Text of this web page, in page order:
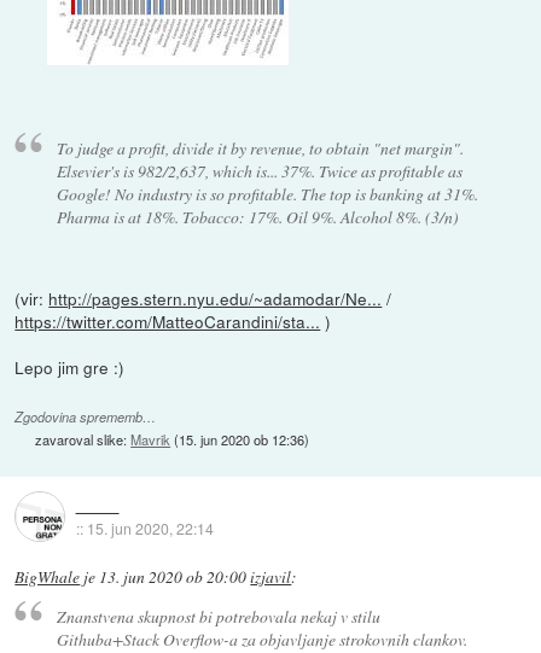
To judge a profit, divide it by revenue, to obtain "net margin".
Elsevier's is 982/2,637, which is... 37%. Twice as profitable as
Google! No industry is so profitable. The top is banking at 31%.
Pharma is at 18%. Tobacco: 17%. Oil 9%. Alcohol 8%. (3/n)
(vir: http://pages.stern.nyu.edu/~adamodar/Ne... /
https://twitter.com/MatteoCarandini/sta... )
Lepo jim gre :)
Zgodovina sprememb…
zavaroval slike:Mavrik (15. jun 2020 ob 12:36)
:: 15. jun 2020, 22:14
BigWhale je 13. jun 2020 ob 20:00izjavil:
Znanstvena skupnost bi potrebovala nekaj v stilu
Githuba+Stack Overflow-a za objavljanje strokovnih clankov.